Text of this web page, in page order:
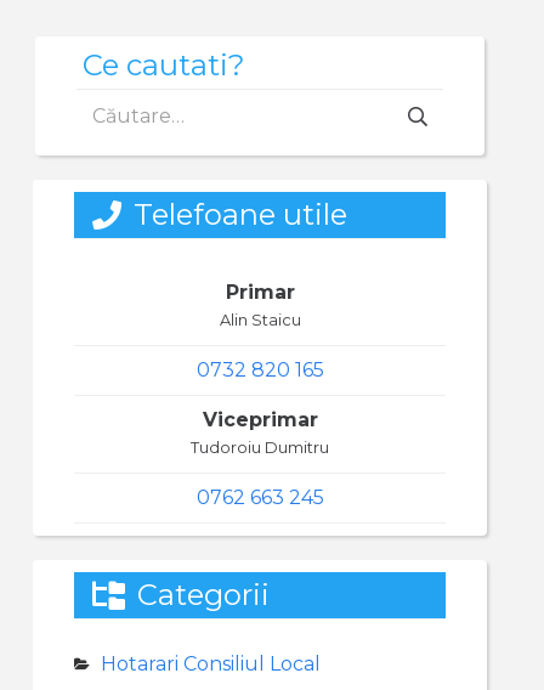
Ce cautati?
după:
Telefoane utile
Primar
Alin Staicu
0732 820 165
Viceprimar
Tudoroiu Dumitru
0762 663 245
Categorii
Hotarari Consiliul Local